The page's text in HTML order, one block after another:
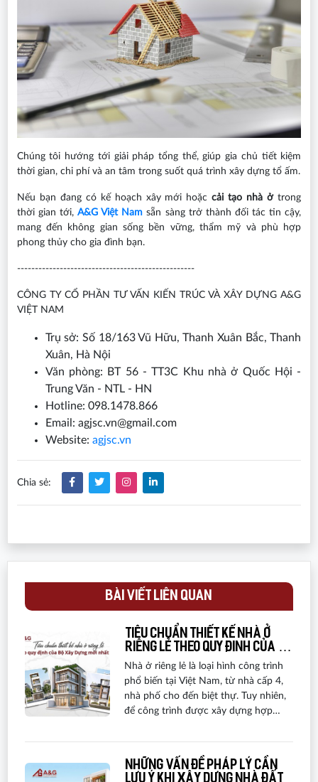
Chúng tôi hướng tới giải pháp tổng thể, giúp gia chủ tiết kiệm
thời gian, chi phí và an tâm trong suốt quá trình xây dựng tổ ấm.
Nếu bạn đang có kế hoạch xây mới hoặc cải tạo nhà ởtrong
thời gian tới,A&G Việt Nam sẵn sàng trở thành đối tác tin cậy,
mang đến không gian sống bền vững, thẩm mỹ và phù hợp
phong thủy cho gia đình bạn.
--------------------------------------------------
CÔNG TY CỔ PHẦN TƯ VẤN KIẾN TRÚC VÀ XÂY DỰNG A&G
VIỆT NAM
Trụ sở: Số 18/163 Vũ Hữu, Thanh Xuân Bắc, Thanh
Xuân, Hà Nội
Văn phòng: BT 56 - TT3C Khu nhà ở Quốc Hội -
Trung Văn - NTL - HN
Hotline: 098.1478.866
Email: agjsc.vn@gmail.com
Website: agjsc.vn
Chia sẻ:
BÀI VIẾT LIÊN QUAN
Tiêu chuẩn thiết kế nhà ở
riêng lẻ theo quy định của Bộ
Xây Dựng mới nhất 2026
Nhà ở riêng lẻ là loại hình công trình
phổ biến tại Việt Nam, từ nhà cấp 4,
nhà phố cho đến biệt thự. Tuy nhiên,
để công trình được xây dựng hợp
trong quá trình xin phép, chủ đầu tư
cần nắm rõ các tiêu chuẩn thiết kế
cũng như quy định xây dựng mới
Những vấn đề pháp lý cần